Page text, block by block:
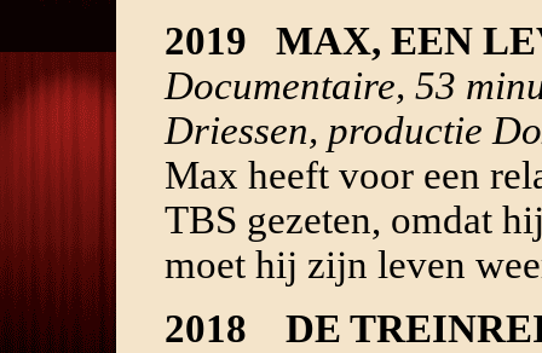
2019 MAX, EEN
Documentaire, 53
Driessen, productie
Max heeft voor een
TBS gezeten, omdat
moet hij zijn leven
2018 DE